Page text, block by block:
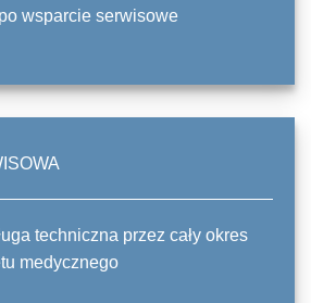
wsparcie serwisowe
techniczna przez cały okres
medycznego